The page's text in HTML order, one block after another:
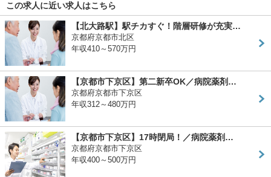
この求人に近い求人はこちら
【北大路駅】駅チカすぐ！階層研修が充実…
京都府京都市北区
年収410～570万円
【京都市下京区】第二新卒OK／病院薬剤…
京都府京都市下京区
年収312～480万円
【京都市下京区】17時閉局！／病院薬剤…
京都府京都市下京区
年収400～500万円